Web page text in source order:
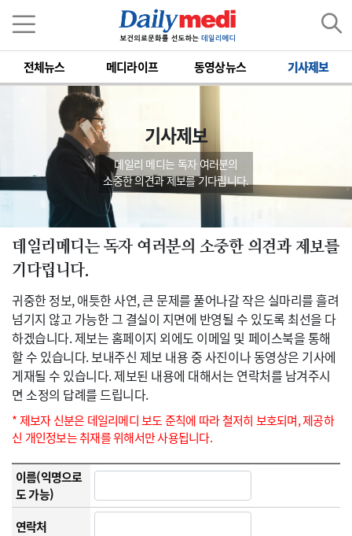
전체뉴스 메디라이프 동영상뉴스 기사제보
기사제보
데일리 메디는 독자 여러분의
소중한 의견과 제보를 기다립니다.
데일리메디는 독자 여러분의 소중한 의견과 제보를
기다립니다.
귀중한 정보, 애틋한 사연, 큰 문제를 풀어나갈 작은 실마리를 흘려
넘기지 않고 가능한 그 결실이 지면에 반영될 수 있도록 최선을 다
하겠습니다. 제보는 홈페이지 외에도 이메일 및 페이스북을 통해
할 수 있습니다. 보내주신 제보 내용 중 사진이나 동영상은 기사에
게재될 수 있습니다. 제보된 내용에 대해서는 연락처를 남겨주시
면 소정의 답례를 드립니다.
* 제보자 신분은 데일리메디 보도 준칙에 따라 철저히 보호되며, 제공하
신 개인정보는 취재를 위해서만 사용됩니다.
이름(익명으로
도 가능)
연락처